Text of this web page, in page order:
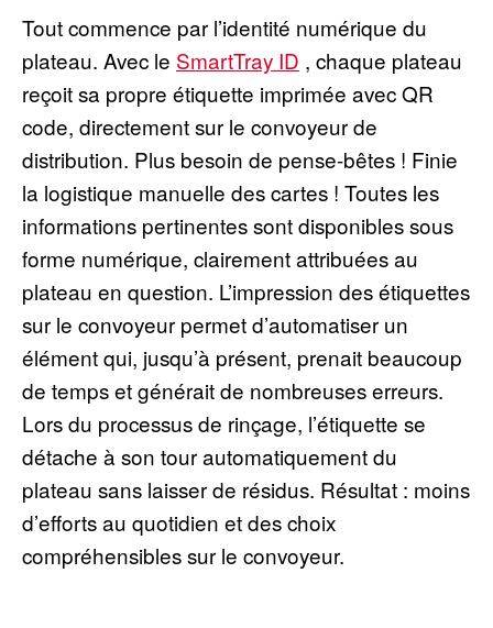
Tout commence par l’identité numérique du
plateau. Avec le SmartTray ID , chaque plateau
reçoit sa propre étiquette imprimée avec QR
code, directement sur le convoyeur de
distribution. Plus besoin de pense-bêtes ! Finie
la logistique manuelle des cartes ! Toutes les
informations pertinentes sont disponibles sous
forme numérique, clairement attribuées au
plateau en question. L’impression des étiquettes
sur le convoyeur permet d’automatiser un
élément qui, jusqu’à présent, prenait beaucoup
de temps et générait de nombreuses erreurs.
Lors du processus de rinçage, l’étiquette se
détache à son tour automatiquement du
plateau sans laisser de résidus. Résultat : moins
d’efforts au quotidien et des choix
compréhensibles sur le convoyeur.